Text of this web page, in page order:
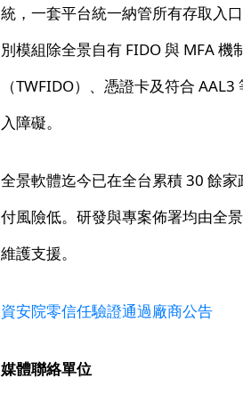
統，一套平台統一納管所有存取入
別模組除全景自有 FIDO 與 MFA
（TWFIDO）、憑證卡及符合
入障礙。
全景軟體迄今已在全台累積 30 餘
付風險低。研發與專案佈署均由全
維護支援。
資安院零信任驗證通過廠商公告
媒體聯絡單位